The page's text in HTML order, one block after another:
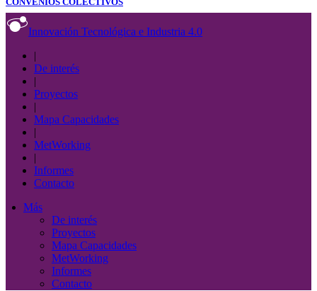
Innovación Tecnológica e Industria 4.0
|
De interés
|
Proyectos
|
Mapa Capacidades
|
MetWorking
|
Informes
Contacto
Más
De interés
Proyectos
Mapa Capacidades
MetWorking
Informes
Contacto